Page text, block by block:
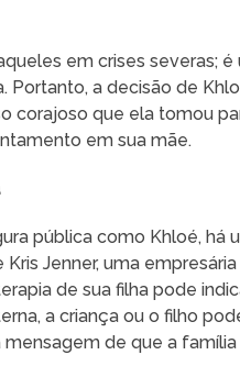
em crises severas;
Portanto, a decisão de
corajoso que ela tomou
em sua mãe.
pública como Khloé, há
Jenner, uma
de sua filha pode
a criança ou o filho
de que a